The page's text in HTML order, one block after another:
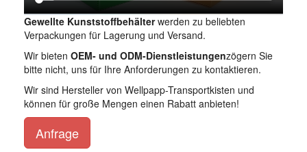
Gewellte Kunststoffbehälterwerden zu beliebten
Verpackungen für Lagerung und Versand.
Wir bieten OEM- und ODM-Dienstleistungenzögern Sie
bitte nicht, uns für Ihre Anforderungen zu kontaktieren.
Wir sind Hersteller von Wellpapp-Transportkisten und
können für große Mengen einen Rabatt anbieten!
Anfrage